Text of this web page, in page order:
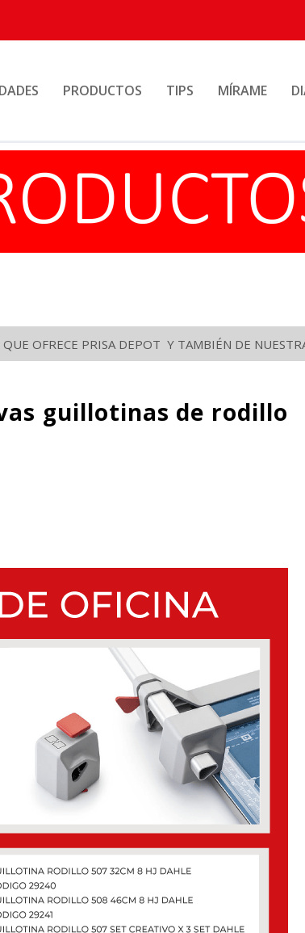
PRODUCTOS TIPS MÍRAME
OFRECE PRISA DEPOT Y TAMBIÉN DE
guillotinas de rodillo